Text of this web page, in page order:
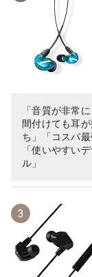
「音質が非常
間付けても耳
ち」「コスパ
「使いやすい
ル」
3